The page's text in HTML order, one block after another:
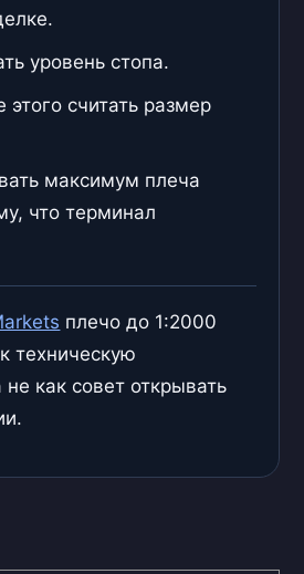
уровень стопа.
этого считать размер
максимум плеча
что терминал
плечо до 1:2000
техническую
как совет открывать